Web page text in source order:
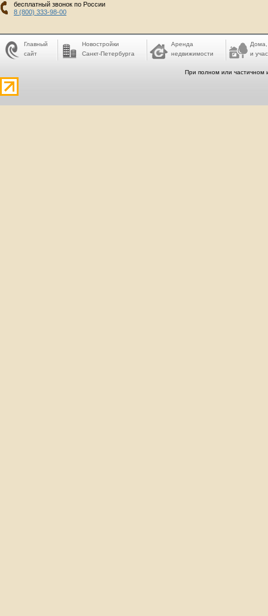
бесплатный звонок по России
8 (800) 333-98-00
Главный
сайт
Новостройки
Санкт-Петербурга
Аренда
недвижимости
Дома,
и
При полном или частичном